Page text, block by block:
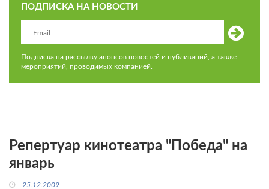
ПОДПИСКА НА НОВОСТИ
Подписка на рассылку анонсов новостей и публикаций, а также
мероприятий, проводимых компанией.
Репертуар кинотеатра "Победа" на
январь
25.12.2009